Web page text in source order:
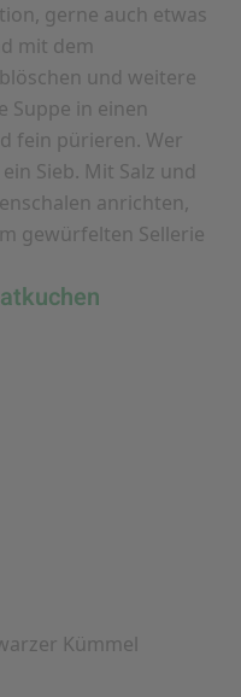
gerne auch etwas
mit dem
und weitere
Suppe in einen
fein pürieren. Wer
Sieb. Mit Salz und
anrichten,
gewürfelten Sellerie
Kümmel